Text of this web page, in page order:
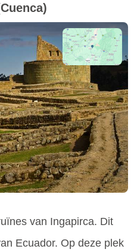
van Ingapirca. Dit
Ecuador. Op deze plek